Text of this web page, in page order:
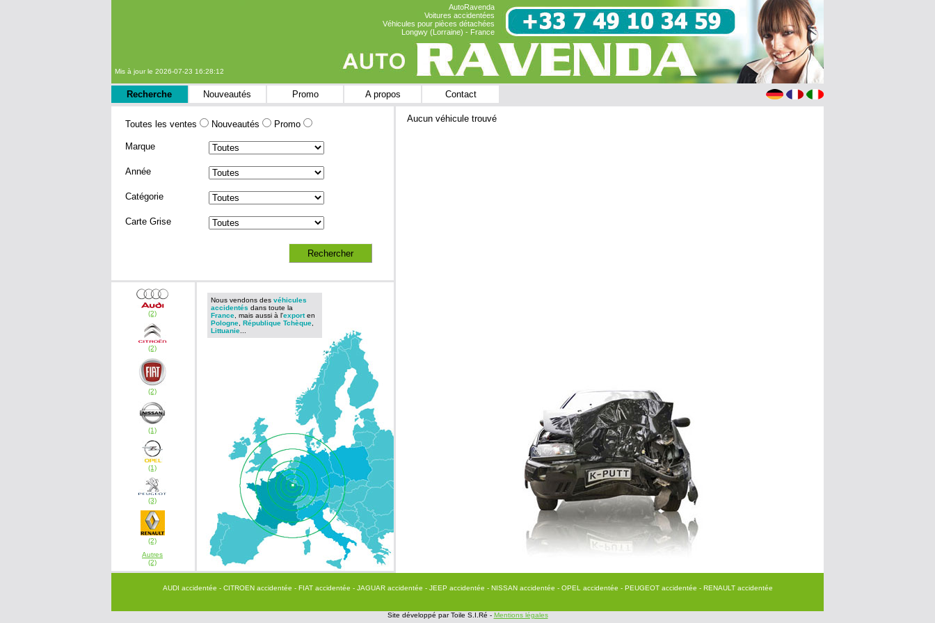
AutoRavenda
Voitures accidentées
Véhicules pour pièces détachées
Longwy (Lorraine) - France
Mis à jour le 2026-07-23 16:28:12
Recherche Nouveautés Promo A propos Contact
Toutes les ventes Nouveautés Promo
Marque
Année
Catégorie
Carte Grise
(2)
(2)
(2)
(1)
(1)
(3)
(2)
Autres
(2)
Nous vendons des véhicules
accidentés dans toute la
France , mais aussi à l'exporten
Pologne République Tchèque
Littuanie
Aucun véhicule trouvé
AUDI accidentée - CITROEN accidentée - FIAT accidentée - JAGUAR accidentée - JEEP accidentée - NISSAN accidentée - OPEL accidentée - PEUGEOT accidentée - RENAULT accidentée
Site développé par Toile S.I.Ré - Mentions légales